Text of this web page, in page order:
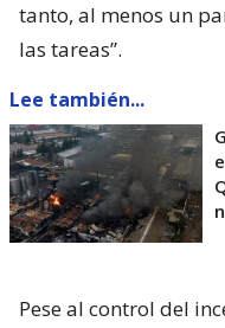
tanto, al menos un
las tareas”.
Lee también...
Pese al control del